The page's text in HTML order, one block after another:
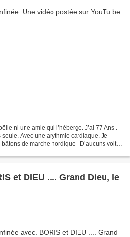
ni une amie qui l’héberge. J’ai 77 Ans .
seule. Avec une arythmie cardiaque. Je
de marche nordique . D’aucuns voit
Dieu, le